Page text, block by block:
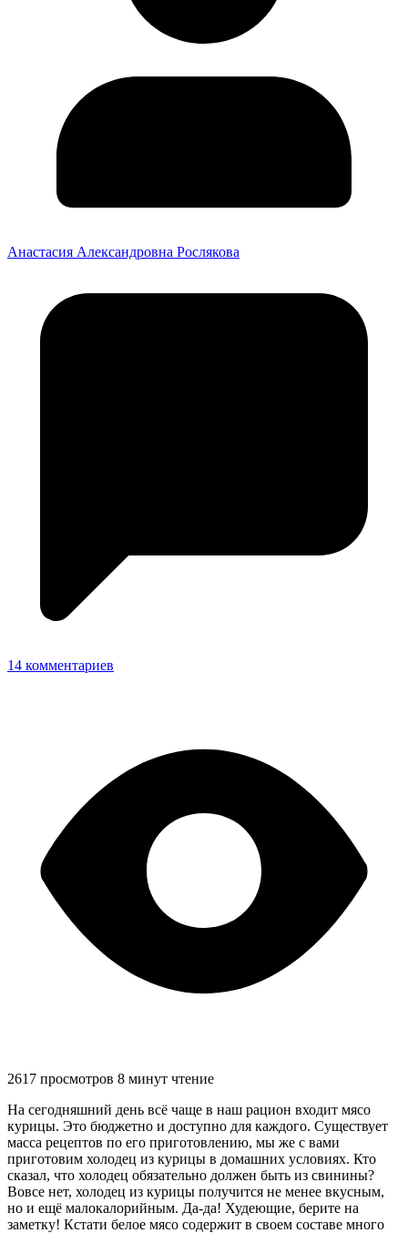
Анастасия Александровна Рослякова
14 комментариев
2617 просмотров 8 минут чтение
На сегодняшний день всё чаще в наш рацион входит мясо
курицы. Это бюджетно и доступно для каждого. Существует
масса рецептов по его приготовлению, мы же с вами
приготовим холодец из курицы в домашних условиях. Кто
сказал, что холодец обязательно должен быть из свинины?
Вовсе нет, холодец из курицы получится не менее вкусным,
но и ещё малокалорийным. Да-да! Худеющие, берите на
заметку! Кстати белое мясо содержит в своем составе много